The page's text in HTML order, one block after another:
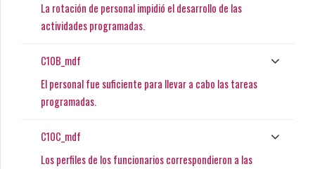
La rotación de personal impidió el desarrollo de las
actividades programadas.
C10B_mdf
El personal fue suficiente para llevar a cabo las tareas
programadas.
C10C_mdf
Los perfiles de los funcionarios correspondieron a las